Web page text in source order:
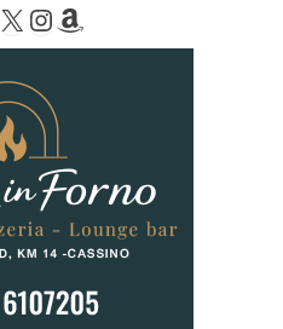
X Instagram
Amazon